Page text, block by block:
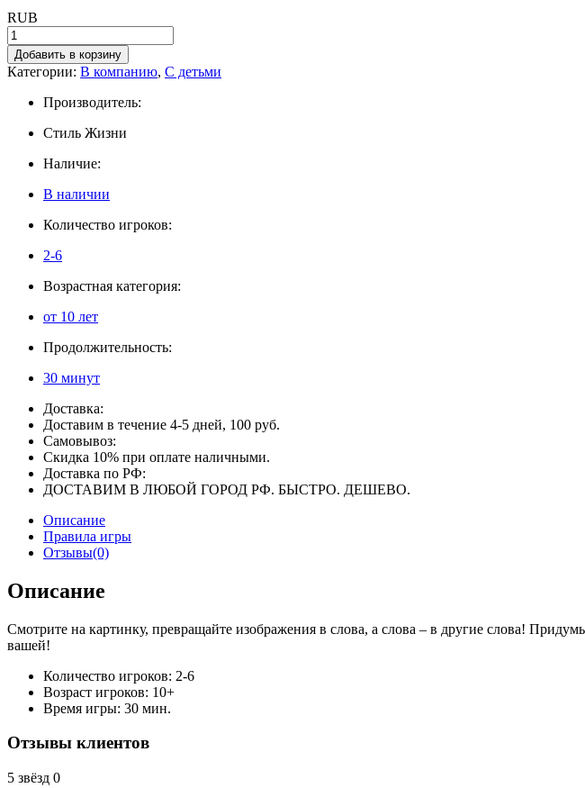
RUB
Добавить в корзину
Категории: В компанию, С детьми
Производитель:
Стиль Жизни
Наличие:
В наличии
Количество игроков:
2-6
Возрастная категория:
от 10 лет
Продолжительность:
30 минут
Доставка:
Доставим в течение 4-5 дней, 100 руб.
Самовывоз:
Скидка 10% при оплате наличными.
Доставка по РФ:
ДОСТАВИМ В ЛЮБОЙ ГОРОД РФ. БЫСТРО. ДЕШЕВО.
Описание
Правила игры
Отзывы(0)
Описание
Смотрите на картинку, превращайте изображения в слова, а слова – в другие слова!
вашей!
Количество игроков: 2-6
Возраст игроков: 10+
Время игры: 30 мин.
Отзывы клиентов
5 звёзд 0